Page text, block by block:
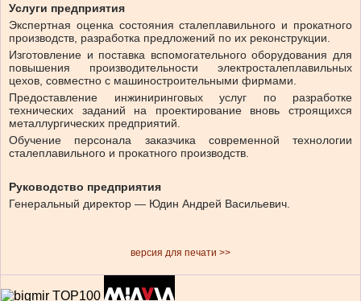
Услуги предприятия
Экспертная оценка состояния сталеплавильного и прокатного
производств, разработка предложений по их реконструкции.
Изготовление и поставка вспомогательного оборудования для
повышения производительности электросталеплавильных
цехов, совместно с машиностроительными фирмами.
Предоставление инжиниринговых услуг по разработке
технических заданий на проектирование вновь строящихся
металлургических предприятий.
Обучение персонала заказчика современной технологии
сталеплавильного и прокатного производств.
Руководство предприятия
Генеральный директор — Юдин Андрей Васильевич.
версия для печати >>